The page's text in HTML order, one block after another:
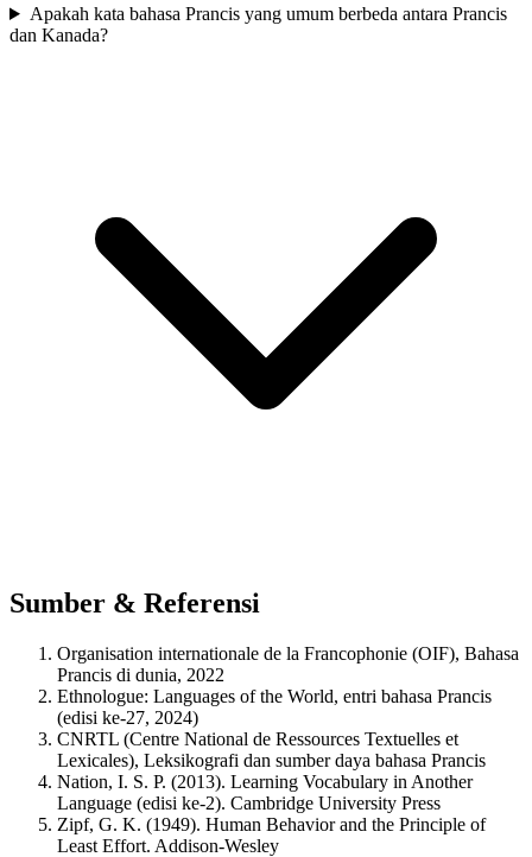
Apakah kata bahasa Prancis yang umum berbeda antara Prancis
dan Kanada?
Sumber & Referensi
Organisation internationale de la Francophonie (OIF), Bahasa
Prancis di dunia, 2022
Ethnologue: Languages of the World, entri bahasa Prancis
(edisi ke-27, 2024)
CNRTL (Centre National de Ressources Textuelles et
Lexicales), Leksikografi dan sumber daya bahasa Prancis
Nation, I. S. P. (2013). Learning Vocabulary in Another
Language (edisi ke-2). Cambridge University Press
Zipf, G. K. (1949). Human Behavior and the Principle of
Least Effort. Addison-Wesley